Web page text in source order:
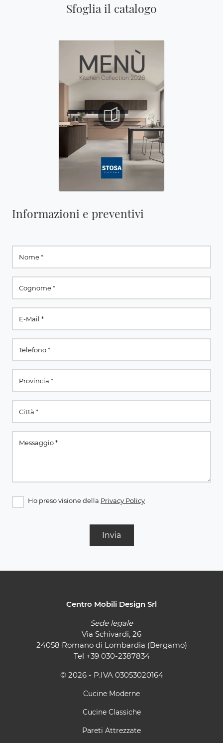
Sfoglia il catalogo
Informazioni e preventivi
Ho preso visione della Privacy Policy
Invia
Centro Mobili Design Srl
Sede legale
Via Schivardi, 26
24058 Romano di Lombardia (Bergamo)
Tel +39 030-2387834
© 2026 - P.IVA 03053020164
Cucine Moderne
Cucine Classiche
Pareti Attrezzate